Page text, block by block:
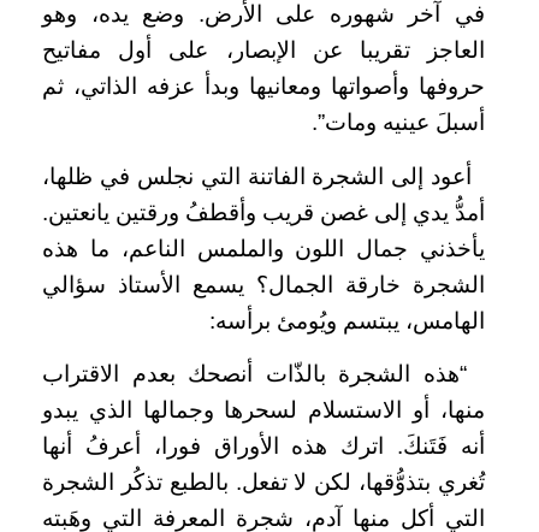
في آخر شهوره على الأرض. وضع يده، وهو
العاجز تقريبا عن الإبصار، على أول مفاتيح
حروفها وأصواتها ومعانيها وبدأ عزفه الذاتي، ثم
أسبلَ عينيه ومات”.
أعود إلى الشجرة الفاتنة التي نجلس في ظلها،
أمدُّ يدي إلى غصن قريب وأقطفُ ورقتين يانعتين.
يأخذني جمال اللون والملمس الناعم، ما هذه
الشجرة خارقة الجمال؟ يسمع الأستاذ سؤالي
الهامس، يبتسم ويُومئ برأسه:
“هذه الشجرة بالذّات أنصحك بعدم الاقتراب
منها، أو الاستسلام لسحرها وجمالها الذي يبدو
أنه فَتَنكَ. اترك هذه الأوراق فورا، أعرفُ أنها
تُغري بتذوُّقها، لكن لا تفعل. بالطبع تذكُر الشجرة
التي أكل منها آدم، شجرة المعرفة التي وهَبته